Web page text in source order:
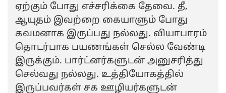
ஏற்கும் போது எச்சரிக்கை தேவை. தீ,
ஆயுதம் இவற்றை கையாளும் போது
கவமனாக இருப்பது நல்லது. வியாபாரம்
தொடர்பாக பயணங்கள் செல்ல வேண்டி
இருக்கும். பார்ட்னர்களுடன் அனுசரித்து
செல்வது நல்லது. உத்தியோகத்தில்
இருப்பவர்கள் சக ஊழியர்களுடன்